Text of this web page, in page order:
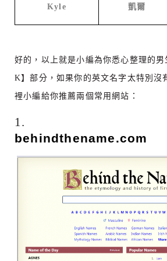
Kyle 凱爾
好的，以上就是小編為你悉心整理的
K】部分，如果你的英文名字太特別沒
裡小編給你推薦兩個常用網站：
1.
behindthename.com